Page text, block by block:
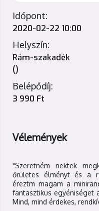
Időpont:
2020-02-22 10:00
Helyszín:
Rám-szakadék
()
Belépődíj:
3 990 Ft
Vélemények
"Szeretném nektek
őrületes élményt és a
éreztm magam a
fantasztikus egyéniséget
Mind, mind érdekes,